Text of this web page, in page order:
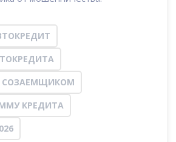
СОЗАЕМЩИКОМ
КРЕДИТА